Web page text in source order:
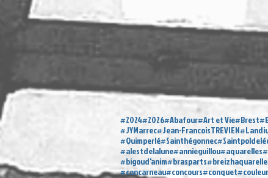
#2024#2026#Abafour#Art et Vie#Brest
#JYMarrec#Jean-FrancoisTREVIEN
#Quimperlé#Sainthégonnec
#alestdelalune#annieguillou#aquarelles
#bigoud'anim#brasparts#breizhaquarelle
#concarneau#concours#conquet